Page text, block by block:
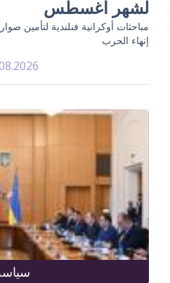
لشهر أغسطس
مباحثات أوكرانية فنلندية لتأمين
إنهاء الحرب